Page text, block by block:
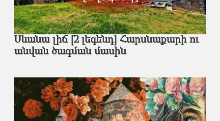
Սևանա լիճ [2 լեգենդ] Հարսնաքարի ու
անվան ծագման մասին